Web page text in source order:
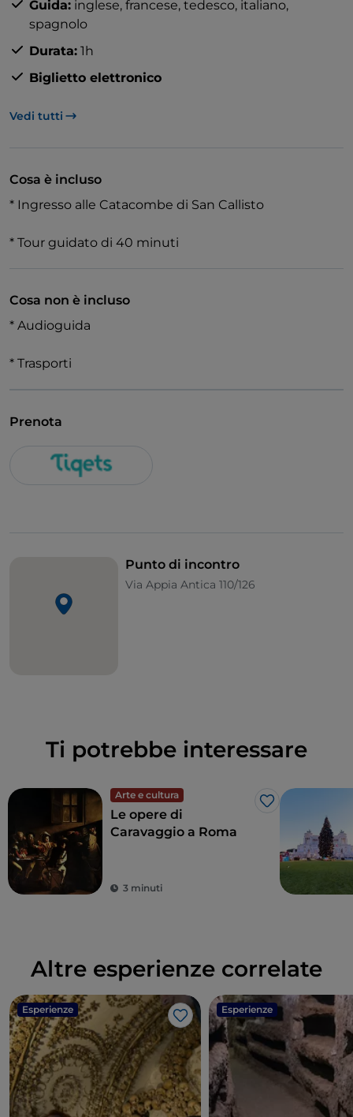
incisi nella pietra e camminerai tra antiche cripte.
Questo tour di 40 minuti è un ottimo modo per
iniziare a conoscere la storia sotterranea di Roma e il
Guida: inglese, francese, tedesco, italiano,
spagnolo
Durata: 1h
Biglietto elettronico
Vedi tutti
Cosa è incluso
* Ingresso alle Catacombe di San Callisto
* Tour guidato di 40 minuti
Cosa non è incluso
* Audioguida
* Trasporti
Prenota
Punto di incontro
Via Appia Antica 110/126
Ti potrebbe interessare
Arte e cultura
Like
Le opere di
Caravaggio a Roma
3 minuti
Altre esperienze correlate
Esperienze
Like
Esperienze